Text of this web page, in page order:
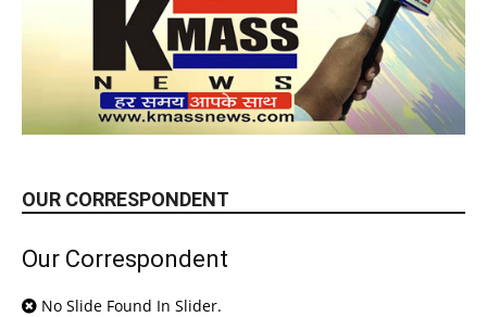
OUR CORRESPONDENT
Our Correspondent
No Slide Found In Slider.